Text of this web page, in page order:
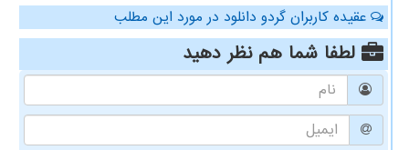
عقیده کاربران گردو دانلود در مورد این مطلب
لطفا شما همنظر دهید